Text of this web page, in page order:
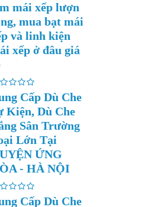
mái xếp lượn
mua bạt mái
và linh kiện
xếp ở đâu giá
Cấp Dù Che
Kiện, Dù Che
Sân Trường
Lớn Tại
ỨNG
- HÀ NỘI
Cấp Dù Che